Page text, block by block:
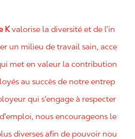
Kvalorise la diversité et de l’in
un milieu de travail sain, acce
met en valeur la contribution
au succès de notre entrep
qui s'engage à respecter
nous encourageons le
diverses afin de pouvoir nou